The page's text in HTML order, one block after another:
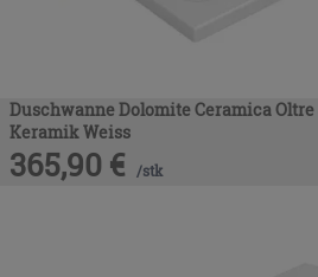
Duschwanne Dolomite Ceramica
Keramik Weiss
365,90 € /stk